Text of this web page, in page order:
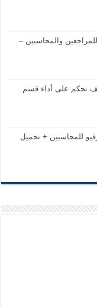
والمحاسبين –
تحكم على أداء قسم
للمحاسبين + تحميل